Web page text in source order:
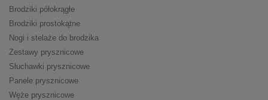
Brodziki półokrągłe
Brodziki prostokątne
Nogi i stelaże do brodzika
Zestawy prysznicowe
Słuchawki prysznicowe
Panele prysznicowe
Węże prysznicowe